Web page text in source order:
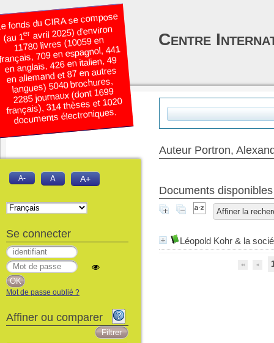
Auteur Portron,
Documents
Affiner la
Léopold Kohr & la
fonds du CIRA se compose
(au 1eravril 2025) d’environ
11780 livres (10059 en
709 en espagnol, 441
en anglais, 426 en italien, 49
en allemand et 87 en autres
langues) 5040 brochures,
2285 journaux (dont 1699
français), 314 thèses et 1020
documents électroniques.
Centre
A- A A+
Se connecter
Mot de passe oublié ?
Affiner ou comparer